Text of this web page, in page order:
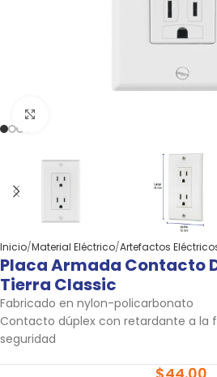
Inicio Material Eléctrico Artefactos
Placa Armada Contacto
Tierra Classic
Fabricado en nylon-policarbonato
Contacto dúplex con retardante a la
seguridad